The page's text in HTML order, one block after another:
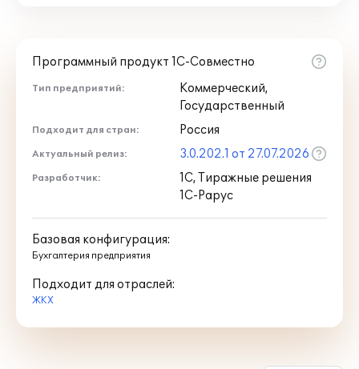
Программный продукт 1С-Совместно
Тип предприятий:
Коммерческий,
Государственный
Подходит для стран: Россия
Актуальный релиз: 3.0.202.1 от 27.07.2026
Разработчик:
1С, Тиражные решения
1С-Рарус
Базовая конфигурация:
Бухгалтерия предприятия
Подходит для отраслей:
ЖКХ